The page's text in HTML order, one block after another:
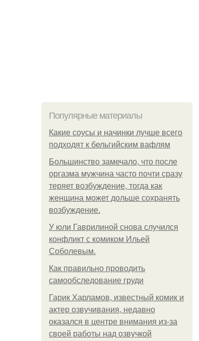
Популярные материалы
Какие соусы и начинки лучше всего
подходят к бельгийским вафлям
Большинство замечало, что после
оргазма мужчина часто почти сразу
теряет возбуждение, тогда как
женщина может дольше сохранять
возбуждение.
У юли Гаврилиной снова случился
конфликт с комиком Ильей
Соболевым.
Как правильно проводить
самообследование груди
Гарик Харламов, известный комик и
актер озвучивания, недавно
оказался в центре внимания из-за
своей работы над озвучкой